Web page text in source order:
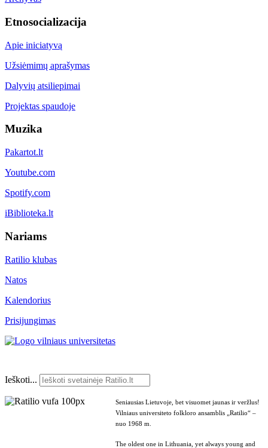
Etnosocializacija
Apie iniciatyvą
Užsiėmimų aprašymas
Dalyvių atsiliepimai
Projektas spaudoje
Muzika
Pakartot.lt
Youtube.com
Spotify.com
iBiblioteka.lt
Nariams
Ratilio klubas
Natos
Kalendorius
Prisijungimas
Ieškoti...
Seniausias Lietuvoje, bet visuomet jaunas ir veržlus!
Vilniaus universiteto folkloro ansamblis „Ratilio“ –
nuo 1968 m.
The oldest one in Lithuania, yet always young and